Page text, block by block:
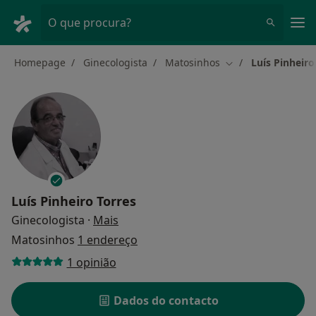
O que procura?
Homepage Ginecologista Matosinhos Mudar de cidade
Luís
Luís Pinheiro Torres
Ginecologista · Mais
Matosinhos 1 endereço
1 opinião
Dados do contacto